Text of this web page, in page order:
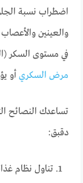
اضطراب نسبة
والعينين
في مستوى السكر
مرض السكري أو
تساعدك النصائح
دقبق:
تناول نظام